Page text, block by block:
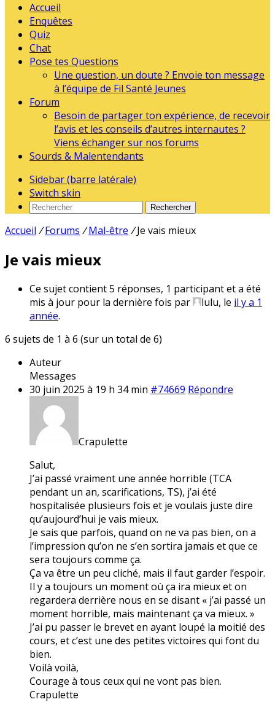
Accueil
Enquêtes
Quiz
Chat
Pose tes Questions
Une question, un doute ? Envoie ton message
à l’équipe de Fil Santé Jeunes
Forum
Besoin de partager ton expérience, de recevoir
l’avis et les conseils d’autres internautes ?
Viens échanger sur nos forums
Sourds & Malentendants
Sidebar (barre latérale)
Switch skin
Rechercher
Accueil / Forums / Mal-être / Je vais mieux
Je vais mieux
Ce sujet contient 5 réponses, 1 participant et a été
mis à jour pour la dernière fois par
lulu, le il y a 1
année.
6 sujets de 1 à 6 (sur un total de 6)
Auteur
Messages
30 juin 2025 à 19 h 34 min #74669 Répondre
Crapulette
Salut,
J’ai passé vraiment une année horrible (TCA
pendant un an, scarifications, TS), j’ai été
hospitalisée plusieurs fois et je voulais juste dire
qu’aujourd’hui je vais mieux.
Je sais que parfois, quand on ne va pas bien, on a
l’impression qu’on ne s’en sortira jamais et que ce
sera toujours comme ça.
Ça va être un peu cliché, mais il faut garder l’espoir.
Il y a toujours un moment où ça ira mieux et on
regardera derrière nous en se disant « j’ai passé un
moment horrible, mais maintenant ça va mieux. »
J’ai pu passer le brevet en ayant loupé la moitié des
cours, et c’est une des petites victoires qui font du
bien.
Voilà voilà,
Courage à tous ceux qui ne vont pas bien.
Crapulette